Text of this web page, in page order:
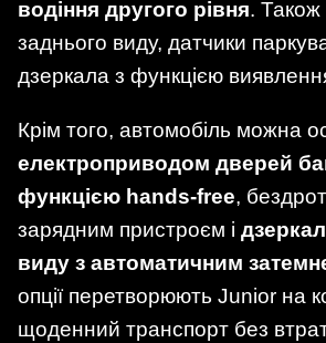
водіння другого рівня. Також
заднього виду, датчики
дзеркала з функцією
Крім того, автомобіль можна
електроприводом дверей
функцією hands-free,
зарядним пристроєм і
виду з автоматичним
опції перетворюють Junior на
щоденний транспорт без